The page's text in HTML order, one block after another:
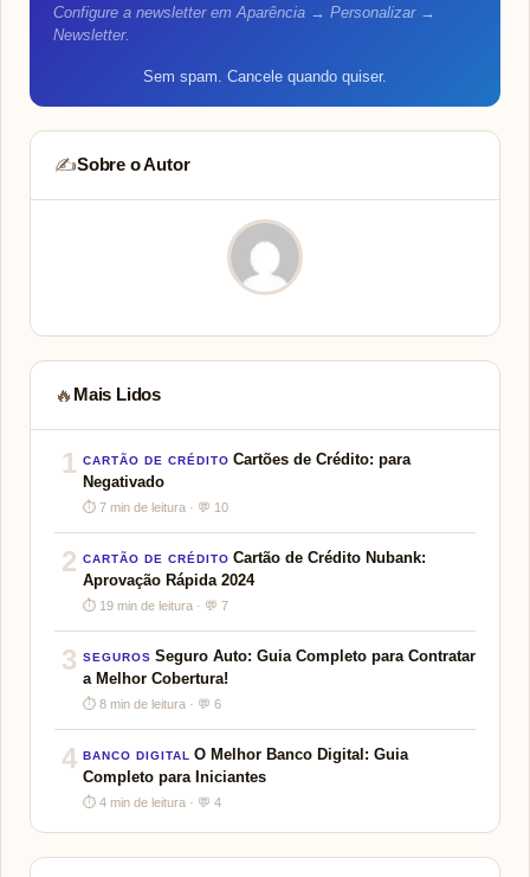
Configure a newsletter em Aparência → Personalizar →
Newsletter.
Sem spam. Cancele quando quiser.
✍️Sobre o Autor
🔥 Mais Lidos
1 CARTÃO DE CRÉDITO Cartões de Crédito: para
Negativado
⏱ 7 min de leitura · 💬 10
2 CARTÃO DE CRÉDITO Cartão de Crédito Nubank:
Aprovação Rápida 2024
⏱ 19 min de leitura · 💬 7
3 SEGUROS Seguro Auto: Guia Completo para Contratar
a Melhor Cobertura!
⏱ 8 min de leitura · 💬 6
4 BANCO DIGITAL O Melhor Banco Digital: Guia
Completo para Iniciantes
⏱ 4 min de leitura · 💬 4